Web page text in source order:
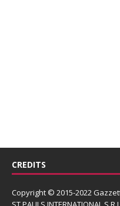
CREDITS
Copyright © 2015-2022